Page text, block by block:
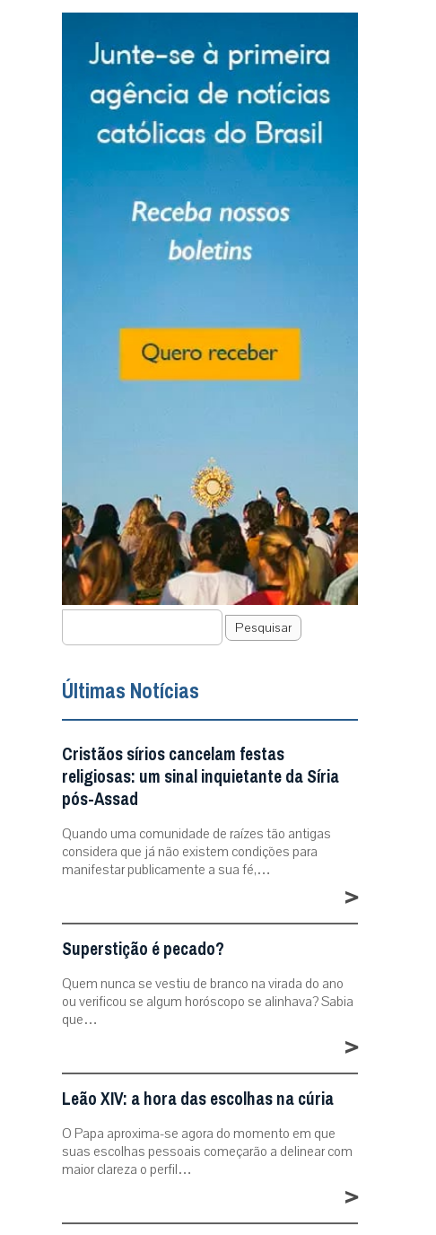
Pesquisar
Últimas Notícias
Cristãos sírios cancelam festas
religiosas: um sinal inquietante da Síria
pós-Assad
Quando uma comunidade de raízes tão antigas
considera que já não existem condições para
manifestar publicamente a sua fé,…
>
Superstição é pecado?
Quem nunca se vestiu de branco na virada do ano
ou verificou se algum horóscopo se alinhava? Sabia
que…
>
Leão XIV: a hora das escolhas na cúria
O Papa aproxima-se agora do momento em que
suas escolhas pessoais começarão a delinear com
maior clareza o perfil…
>